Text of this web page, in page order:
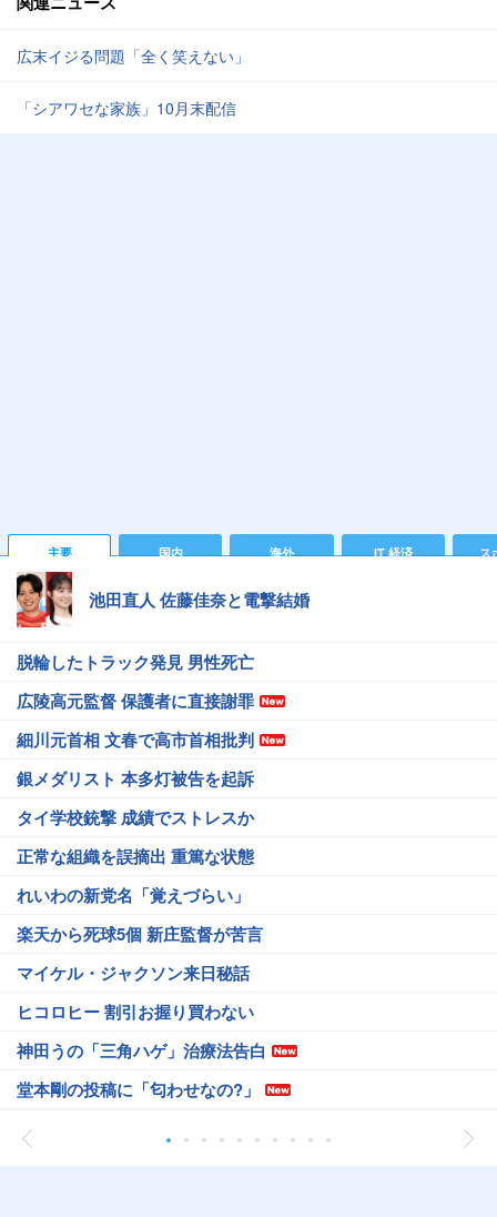
広末イジる問題「全く笑えない」
「シアワセな家族」10月末配信
主要 国内 海外 IT 経済 ス
池田直人 佐藤佳奈と電撃結婚
脱輪したトラック発見 男性死亡
広陵高元監督 保護者に直接謝罪
細川元首相 文春で高市首相批判
銀メダリスト 本多灯被告を起訴
タイ学校銃撃 成績でストレスか
正常な組織を誤摘出 重篤な状態
れいわの新党名「覚えづらい」
楽天から死球5個 新庄監督が苦言
マイケル・ジャクソン来日秘話
ヒコロヒー 割引お握り買わない
神田うの「三角ハゲ」治療法告白
堂本剛の投稿に「匂わせなの?」